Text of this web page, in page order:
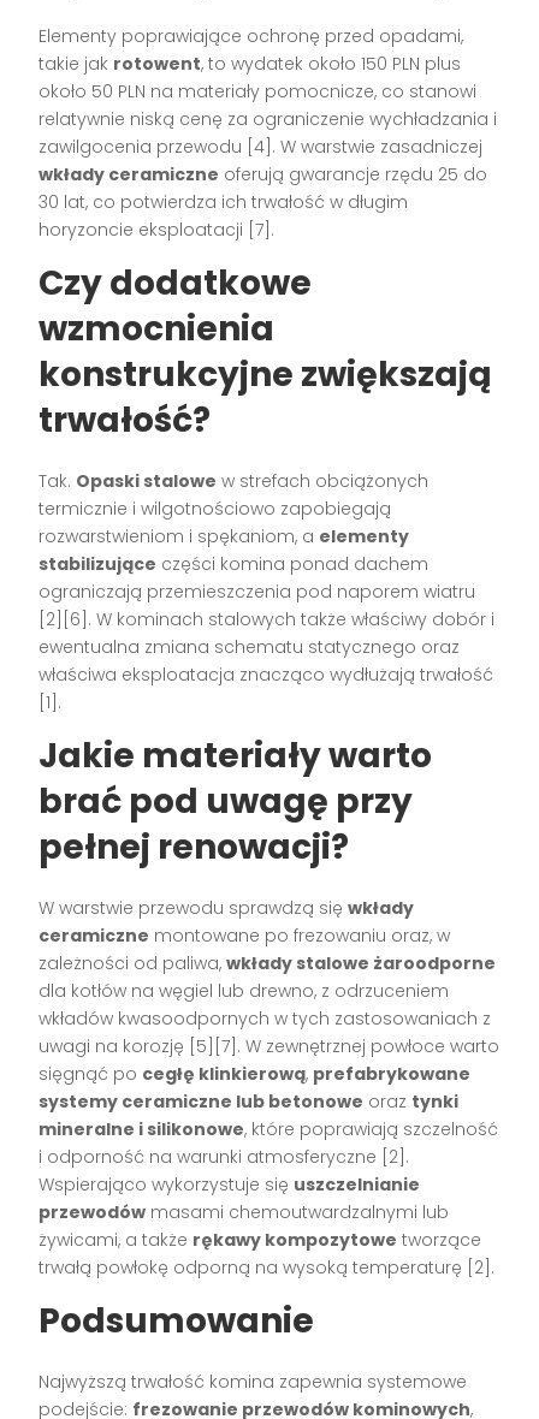
Elementy poprawiające ochronę przed opadami,
takie jak rotowent, to wydatek około 150 PLN plus
około 50 PLN na materiały pomocnicze, co stanowi
relatywnie niską cenę za ograniczenie wychładzania i
zawilgocenia przewodu [4]. W warstwie zasadniczej
wkłady ceramiczne oferują gwarancje rzędu 25 do
30 lat, co potwierdza ich trwałość w długim
horyzoncie eksploatacji [7].
Czy dodatkowe
wzmocnienia
konstrukcyjne zwiększają
trwałość?
Tak. Opaski stalowe w strefach obciążonych
termicznie i wilgotnościowo zapobiegają
rozwarstwieniom i spękaniom, a elementy
stabilizujące części komina ponad dachem
ograniczają przemieszczenia pod naporem wiatru
[2][6]. W kominach stalowych także właściwy dobór i
ewentualna zmiana schematu statycznego oraz
właściwa eksploatacja znacząco wydłużają trwałość
[1].
Jakie materiały warto
brać pod uwagę przy
pełnej renowacji?
W warstwie przewodu sprawdzą sięwkłady
ceramiczne montowane po frezowaniu oraz, w
zależności od paliwa,wkłady stalowe żaroodporne
dla kotłów na węgiel lub drewno, z odrzuceniem
wkładów kwasoodpornych w tych zastosowaniach z
uwagi na korozję [5][7]. W zewnętrznej powłoce warto
sięgnąć po cegłę klinkierową, prefabrykowane
systemy ceramiczne lub betonowe oraz tynki
mineralne i silikonowe, które poprawiają szczelność
i odporność na warunki atmosferyczne [2].
Wspierająco wykorzystuje się uszczelnianie
przewodów masami chemoutwardzalnymi lub
żywicami, a także rękawy kompozytowe tworzące
trwałą powłokę odporną na wysoką temperaturę [2].
Podsumowanie
Najwyższą trwałość komina zapewnia systemowe
podejście: frezowanie przewodów kominowych,